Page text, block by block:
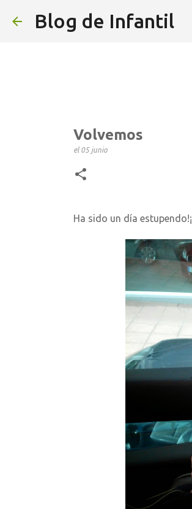
Blog de Infantil
Volvemos
el 05 junio
Ha sido un día estupendo!¡